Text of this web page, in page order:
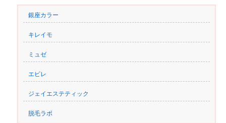
銀座カラー
キレイモ
ミュゼ
エピレ
ジェイエステティック
脱毛ラボ